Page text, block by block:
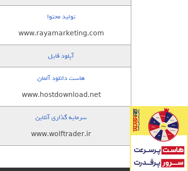
تولید محتوا
www.rayamarketing.com
آپلود فایل
هاست دانلود آلمان
www.hostdownload.net
سرمایه گذاری آنلاین
www.wolftrader.ir